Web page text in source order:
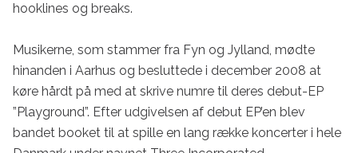
hooklines og breaks.
Musikerne, som stammer fra Fyn og Jylland, mødte
hinanden i Aarhus og besluttede i december 2008 at
køre hårdt på med at skrive numre til deres debut-EP
”Playground”. Efter udgivelsen af debut EP’en blev
bandet booket til at spille en lang række koncerter i hele